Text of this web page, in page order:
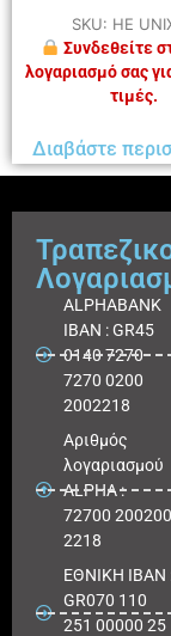
SKU: HE
Συνδεθείτε
λογαριασμό σας
τιμές.
Διαβάστε
ALPHABANK
IBAN : GR45
0140 7270
7270 0200
2002218
Aριθμός
λογαριασμού
ALPHA :
72700 200200
2218
ΕΘΝΙΚΗ ΙΒΑΝ
GR070 110
251 00000 25